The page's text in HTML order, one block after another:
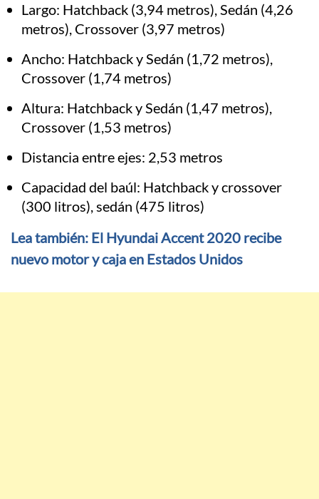
Largo: Hatchback (3,94 metros), Sedán (4,26
metros), Crossover (3,97 metros)
Ancho: Hatchback y Sedán (1,72 metros),
Crossover (1,74 metros)
Altura: Hatchback y Sedán (1,47 metros),
Crossover (1,53 metros)
Distancia entre ejes: 2,53 metros
Capacidad del baúl: Hatchback y crossover
(300 litros), sedán (475 litros)
Lea también: El Hyundai Accent 2020 recibe
nuevo motor y caja en Estados Unidos